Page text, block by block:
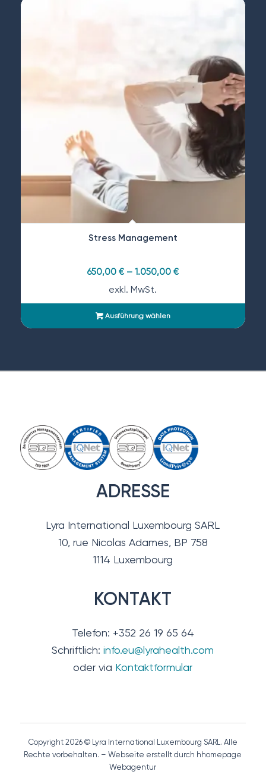
Stress Management
650,00 €– 1.050,00 €
exkl. MwSt.
Ausführung wählen
ADRESSE
Lyra International Luxembourg SARL
10, rue Nicolas Adames, BP 758
1114 Luxembourg
KONTAKT
Telefon: +352 26 19 65 64
Schriftlich:info.eu@lyrahealth.com
oder via Kontaktformular
Copyright 2026 © Lyra International Luxembourg SARL. Alle
Rechte vorbehalten. – Webseite erstellt durch hhomepage
Webagentur